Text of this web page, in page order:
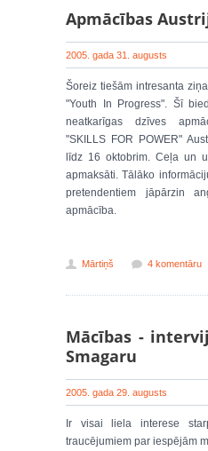
Apmācības
2005. gada 31. augusts
Šoreiz tiešām intresanta
"Youth In Progress". Šī
neatkarīgas dzīves
"SKILLS FOR POWER"
līdz 16 oktobrim. Ceļa un
apmaksāti. Tālāko
pretendentiem jāpārzin
apmācība.
Mārtiņš 4 komentāru
Mācības -
Smagaru
2005. gada 29. augusts
Ir visai liela interese
traucējumiem par iespējām